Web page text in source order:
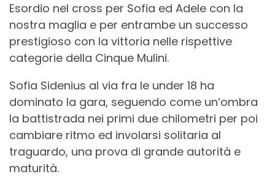
Esordio nel cross per Sofia ed Adele con la
nostra maglia e per entrambe un successo
prestigioso con la vittoria nelle rispettive
categorie della Cinque Mulini.
Sofia Sidenius al via fra le under 18 ha
dominato la gara, seguendo come un’ombra
la battistrada nei primi due chilometri per poi
cambiare ritmo ed involarsi solitaria al
traguardo, una prova di grande autorità e
maturità.